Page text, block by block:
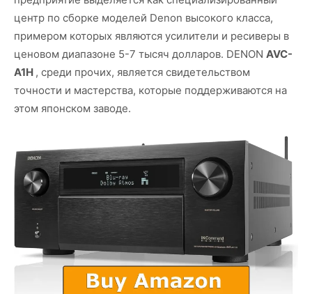
центр по сборке моделей Denon высокого класса,
примером которых являются усилители и ресиверы в
ценовом диапазоне 5-7 тысяч долларов. DENON AVC-
A1H , среди прочих, является свидетельством
точности и мастерства, которые поддерживаются на
этом японском заводе.